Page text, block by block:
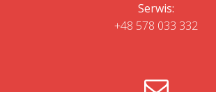
Serwis:
+48 578 033 332